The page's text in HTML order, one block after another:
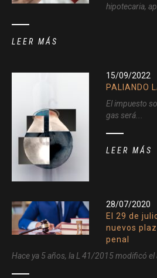
hipotecaria,
LEER MÁS
15/09/2022
PALIANDO
El impuesto
gas será...
LEER MÁS
28/07/2020
El 29 de
nuevos
penal
Hace ya 5 años, la L 41/2015 modificó el